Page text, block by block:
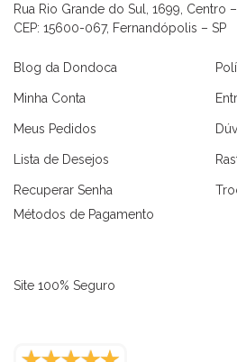
Rua Rio Grande do Sul, 1699, Centro
CEP: 15600-067, Fernandópolis – SP
Blog da Dondoca
Minha Conta
Meus Pedidos
Lista de Desejos
Recuperar Senha
Métodos de Pagamento
Site 100% Seguro